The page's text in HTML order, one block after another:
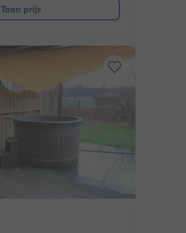
Toon prijs